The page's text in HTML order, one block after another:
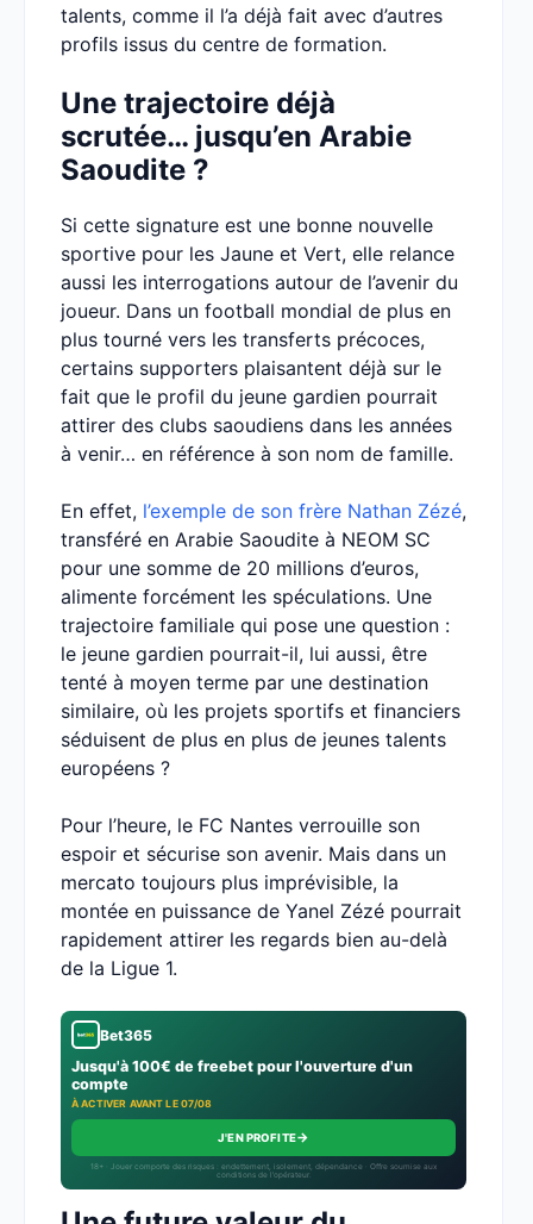
talents, comme il l’a déjà fait avec d’autres
profils issus du centre de formation.
Une trajectoire déjà
scrutée… jusqu’en Arabie
Saoudite ?
Si cette signature est une bonne nouvelle
sportive pour les Jaune et Vert, elle relance
aussi les interrogations autour de l’avenir du
joueur. Dans un football mondial de plus en
plus tourné vers les transferts précoces,
certains supporters plaisantent déjà sur le
fait que le profil du jeune gardien pourrait
attirer des clubs saoudiens dans les années
à venir… en référence à son nom de famille.
En effet, l’exemple de son frère Nathan Zézé,
transféré en Arabie Saoudite à NEOM SC
pour une somme de 20 millions d’euros,
alimente forcément les spéculations. Une
trajectoire familiale qui pose une question :
le jeune gardien pourrait-il, lui aussi, être
tenté à moyen terme par une destination
similaire, où les projets sportifs et financiers
séduisent de plus en plus de jeunes talents
européens ?
Pour l’heure, le FC Nantes verrouille son
espoir et sécurise son avenir. Mais dans un
mercato toujours plus imprévisible, la
montée en puissance de Yanel Zézé pourrait
rapidement attirer les regards bien au-delà
de la Ligue 1.
Bet365
Jusqu'à 100€ de freebet pour l'ouverture d'un
compte
À ACTIVER AVANT LE 07/08
J'EN PROFITE→
18+ · Jouer comporte des risques : endettement, isolement, dépendance · Offre soumise aux
conditions de l’opérateur.